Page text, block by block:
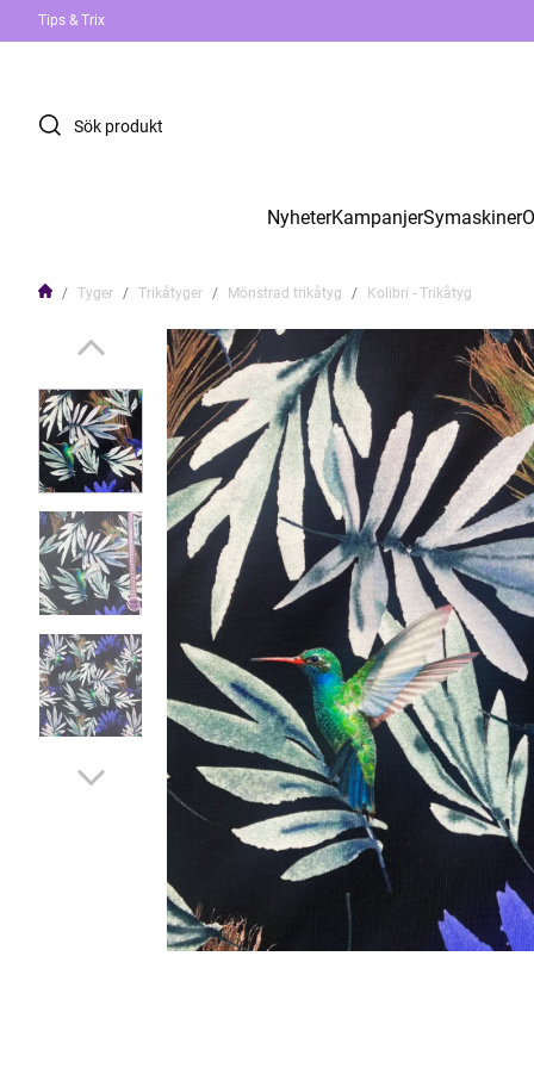
Tips & Trix
NyheterKampanjerSymaskiner
Tyger Trikåtyger Mönstrad trikåtyg Kolibri - Trikåtyg